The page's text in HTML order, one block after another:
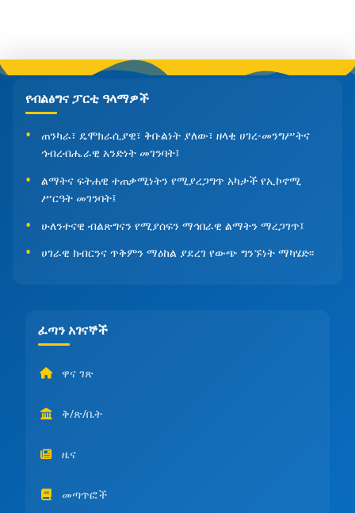
የብልፅግና ፓርቲ ዓላማዎች
ጠንካራ፣ ዴሞክራሲያዊ፣ ቅቡልነት ያለው፣ ዘላቂ ሀገረ-መንግሥትና
ኅብረብሔራዊ አንድነት መገንባት፤
ልማትና ፍትሐዊ ተጠቃሚነትን የሚያረጋግጥ አካታች የኢኮኖሚ
ሥርዓት መገንባት፤
ሁለንተናዊ ብልጽግናን የሚያሰፍን ማኅበራዊ ልማትን ማረጋገጥ፤
ሀገራዊ ክብርንና ጥቅምን ማዕከል ያደረገ የውጭ ግንኙነት ማካሄድ፡፡
ፈጣን አገናኞች
ዋና ገጽ
ቅ/ጽ/ቤት
ዜና
መጣጥፎች